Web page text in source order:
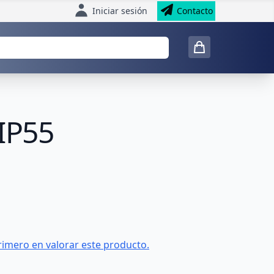
Iniciar sesión Contacto
en valorar este producto.